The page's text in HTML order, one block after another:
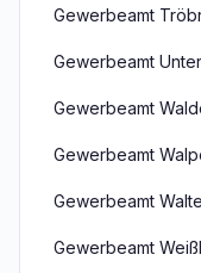
Gewerbeamt
Gewerbeamt
Gewerbeamt
Gewerbeamt
Gewerbeamt
Gewerbeamt